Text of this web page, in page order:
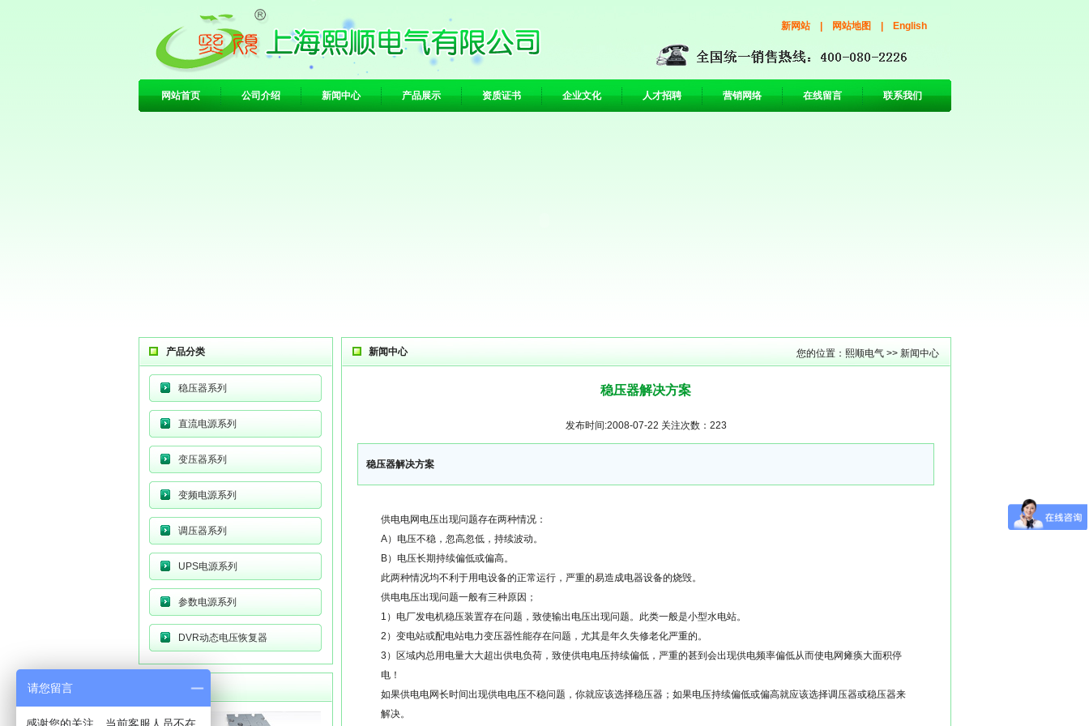
新网站| 网站地图 English
网站首页 公司介绍 新闻中心 产品展示 资质证书 企业文化 人才招聘 营销网络 在线留言 联系我们
新闻中心 您的位置： 熙顺电气>> 新闻中心
稳压器解决方案
发布时间:2008-07-22 关注次数： 223
稳压器解决方案
供电电网电压出现问题存在两种情况：
A）电压不稳，忽高忽低，持续波动。
B）电压长期持续偏低或偏高。
此两种情况均不利于用电设备的正常运行，严重的易造成电器设备的烧毁。
供电电压出现问题一般有三种原因；
1）电厂发电机稳压装置存在问题，致使输出电压出现问题。此类一般是小型水电站。
2）变电站或配电站电力变压器性能存在问题，尤其是年久失修老化严重的。
3）区域内总用电量大大超出供电负荷，致使供电电压持续偏低，严重的甚到会出现供电频率偏低从而使电网瘫痪大面积停
电！
如果供电电网长时间出现供电电压不稳问题，你就应该选择稳压器；如果电压持续偏低或偏高就应该选择调压器或稳压器来
解决。
产品分类
稳压器系列
直流电源系列
变压器系列
变频电源系列
调压器系列
UPS电源系列
参数电源系列
DVR动态电压恢复器
联系方式
请您留言